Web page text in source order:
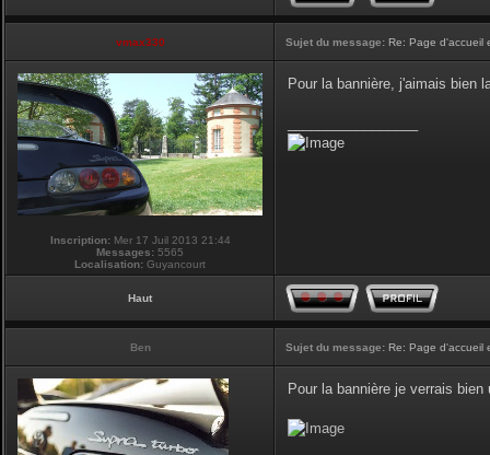
vmax330 Sujet du message: Re: Page d'accueil
Inscription:Mer 17 Juil 2013 21:44
Messages: 5565
Localisation: Guyancourt
Pour la bannière, j'aimais bien
Haut
Ben Sujet du message: Re: Page d'accueil
Pour la bannière je verrais